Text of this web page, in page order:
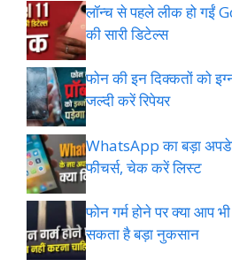
लॉन्च से पहले लीक हो गईं
की सारी डिटेल्स
फोन की इन दिक्कतों को
जल्दी करें रिपेयर
WhatsApp का बड़ा
फीचर्स, चेक करें लिस्ट
फोन गर्म होने पर क्या आप
सकता है बड़ा नुकसान